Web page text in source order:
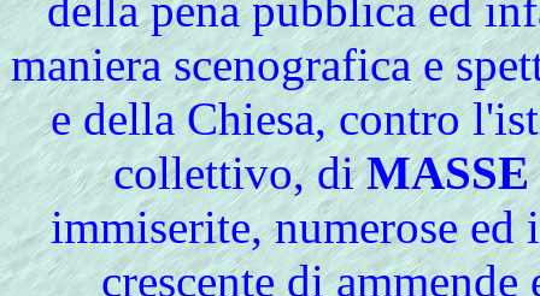
maniera scenografica e
e della Chiesa, contro
collettivo, di
immiserite, numerose ed
crescente di